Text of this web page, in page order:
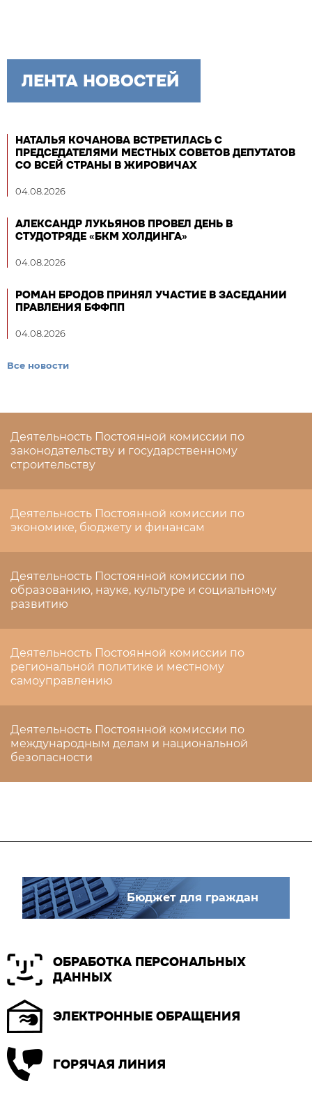
ЛЕНТА НОВОСТЕЙ
НАТАЛЬЯ КОЧАНОВА ВСТРЕТИЛАСЬ С
ПРЕДСЕДАТЕЛЯМИ МЕСТНЫХ СОВЕТОВ ДЕПУТАТОВ
СО ВСЕЙ СТРАНЫ В ЖИРОВИЧАХ
04.08.2026
АЛЕКСАНДР ЛУКЬЯНОВ ПРОВЕЛ ДЕНЬ В
СТУДОТРЯДЕ «БКМ ХОЛДИНГА»
04.08.2026
РОМАН БРОДОВ ПРИНЯЛ УЧАСТИЕ В ЗАСЕДАНИИ
ПРАВЛЕНИЯ БФФПП
04.08.2026
Все новости
Деятельность Постоянной комиссии по
законодательству и государственному
строительству
Деятельность Постоянной комиссии по
экономике, бюджету и финансам
Деятельность Постоянной комиссии по
образованию, науке, культуре и социальному
развитию
Деятельность Постоянной комиссии по
региональной политике и местному
самоуправлению
Деятельность Постоянной комиссии по
международным делам и национальной
безопасности
Бюджет для граждан
ОБРАБОТКА ПЕРСОНАЛЬНЫХ
ДАННЫХ
ЭЛЕКТРОННЫЕ ОБРАЩЕНИЯ
ГОРЯЧАЯ ЛИНИЯ